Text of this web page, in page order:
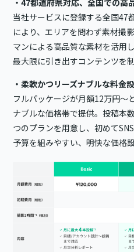
当社サービスに登録する全国47
により、エリアを問わず素材撮
マンによる高品質な素材を活用
最大限に引き出すコンテンツを制
・柔軟かつリーズナブルな料金
フルパッケージが月額12万円〜
ナブルな価格帯で提供。投稿本
つのプランを用意し、初めて
予算を組みやすい、明快な価格